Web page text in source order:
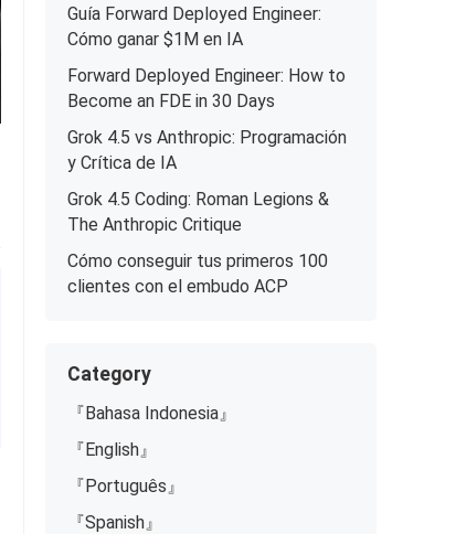
Guía Forward Deployed Engineer:
Cómo ganar $1M en IA
Forward Deployed Engineer: How to
Become an FDE in 30 Days
Grok 4.5 vs Anthropic: Programación
y Crítica de IA
Grok 4.5 Coding: Roman Legions &
The Anthropic Critique
Cómo conseguir tus primeros 100
clientes con el embudo ACP
Category
『Bahasa Indonesia』
『English』
『Português』
『Spanish』